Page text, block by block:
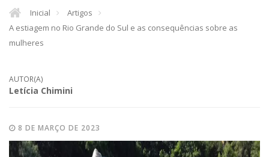
Inicial
Artigos
A estiagem no Rio Grande do Sul e as consequências sobre as
mulheres
AUTOR(A)
Letícia Chimini
8 DE MARÇO DE 2023